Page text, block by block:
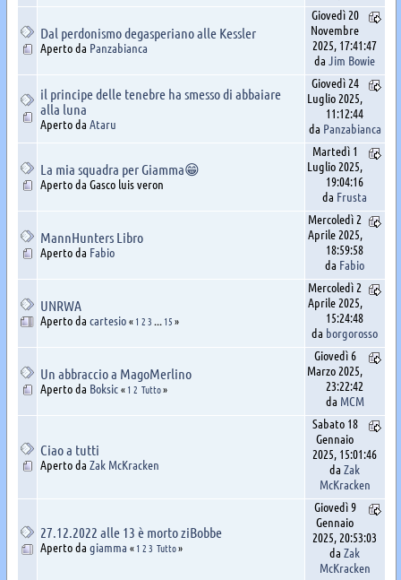
Dal perdonismo degasperiano alle Kessler
Aperto da Panzabianca
Giovedì 20
Novembre
2025, 17:41:47
daJim Bowie
il principe delle tenebre ha smesso di abbaiare
alla luna
Aperto da Ataru
Giovedì 24
Luglio 2025,
11:12:44
da Panzabianca
La mia squadra per Giamma😁
Aperto da Gasco luis veron
Martedì 1
Luglio 2025,
19:04:16
da Frusta
MannHunters Libro
Aperto da Fabio
Mercoledì 2
Aprile 2025,
18:59:58
da Fabio
UNRWA
Aperto da cartesio «1 23 ... 15»
Mercoledì 2
Aprile 2025,
15:24:48
da borgorosso
Un abbraccio a MagoMerlino
Aperto da Boksic «1 2 Tutto»
Giovedì 6
Marzo 2025,
23:22:42
da MCM
Ciao a tutti
Aperto da Zak McKracken
Sabato 18
Gennaio
2025, 15:01:46
daZak
McKracken
27.12.2022 alle 13 è morto ziBobbe
Aperto da giamma «1 23 Tutto»
Giovedì 9
Gennaio
2025, 20:53:03
daZak
McKracken